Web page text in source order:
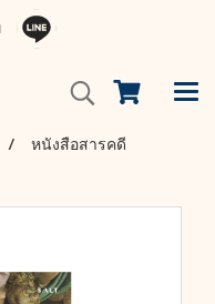
หนังสือสารคดี